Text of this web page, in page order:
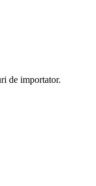
de importator.